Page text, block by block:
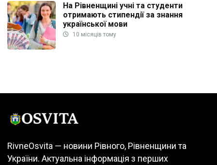
На Рівненщині учні та студенти
отримають стипендії за знання
української мови
10 місяців тому
RivneOsvita — новини Рівного, Рівненщини та
України. Актуальна інформація з перших